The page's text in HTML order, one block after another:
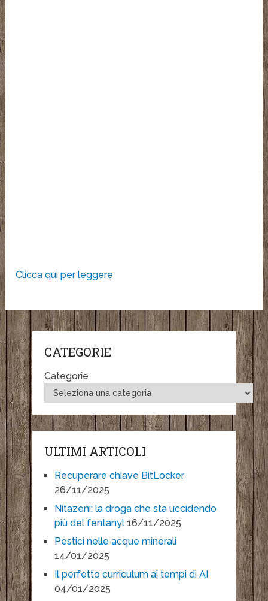
Clicca qui per leggere
CATEGORIE
Categorie
ULTIMI ARTICOLI
Recuperare chiave BitLocker
26/11/2025
Nitazeni: la droga che sta uccidendo
più del fentanyl 16/11/2025
Pestici nelle acque minerali
14/01/2025
Il perfetto curriculum ai tempi di AI
04/01/2025